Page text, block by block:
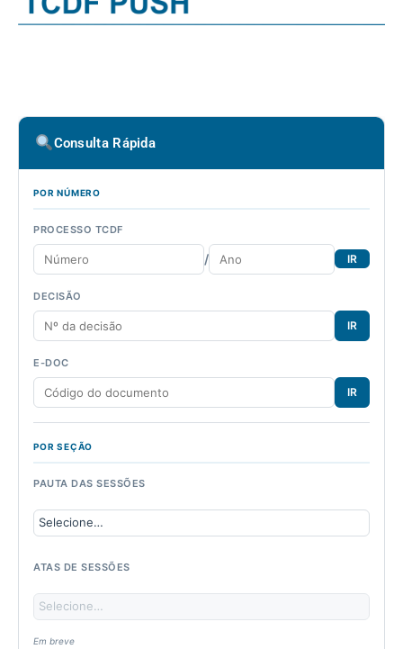
Consulta Rápida
POR NÚMERO
PROCESSO TCDF
/ IR
DECISÃO
IR
E-DOC
IR
POR SEÇÃO
PAUTA DAS SESSÕES
ATAS DE SESSÕES
Em breve